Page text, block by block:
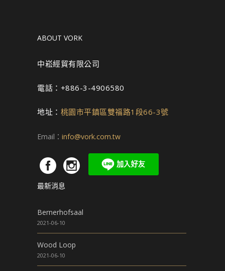
ABOUT VORK
中崧經貿有限公司
電話：+886-3-4906580
地址： 桃園市平鎮區雙福路1段66-3號
Email： info@vork.com.tw
最新消息
Bernerhofsaal
2021-06-10
Wood Loop
2021-06-10